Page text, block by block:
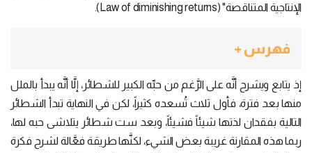
الإنتاجية المتناقصة" (Law of diminishing returns).
فهرس +
إذ يتابع ويشرح أنَّه على الرَّغم من حبِّه الكبير للشطائر، إلَّا أنَّه يبدأ بالملل
منها بعد فترة، فأول ثلاث تُسعده كثيراً، لكن في النهاية تبدأ الشطائر
التالية بفقدان لذتها شيئاً فشيئاً، وبعد ست شطائر يتلاشى حبه لها،
ربما هذه المقارنة غريبة بعض الشيء، لكنَّها طريقة فعَّالة لشرح فكرة